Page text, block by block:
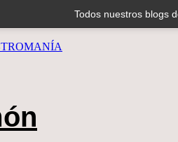
Todos nuestros blogs